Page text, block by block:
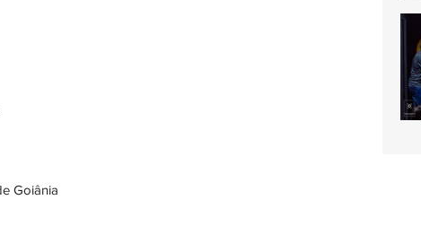
Goiânia